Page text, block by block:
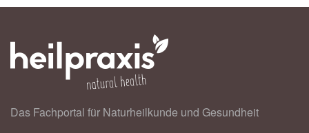
Das Fachportal für Naturheilkunde und Gesundheit